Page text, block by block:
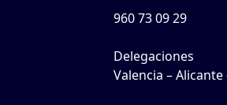
960 73 09 29
Delegaciones
Valencia – Alicante